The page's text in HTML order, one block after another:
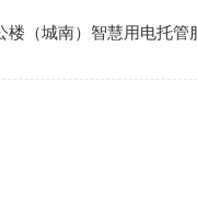
楼（城南）智慧用电托管